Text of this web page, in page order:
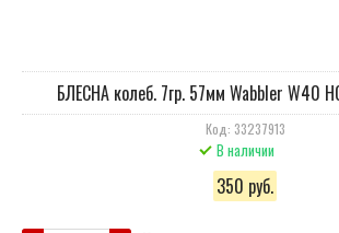
БЛЕСНА колеб. 7гр. 57мм Wabbler W40
Код: 33237913
В наличии
350 руб.